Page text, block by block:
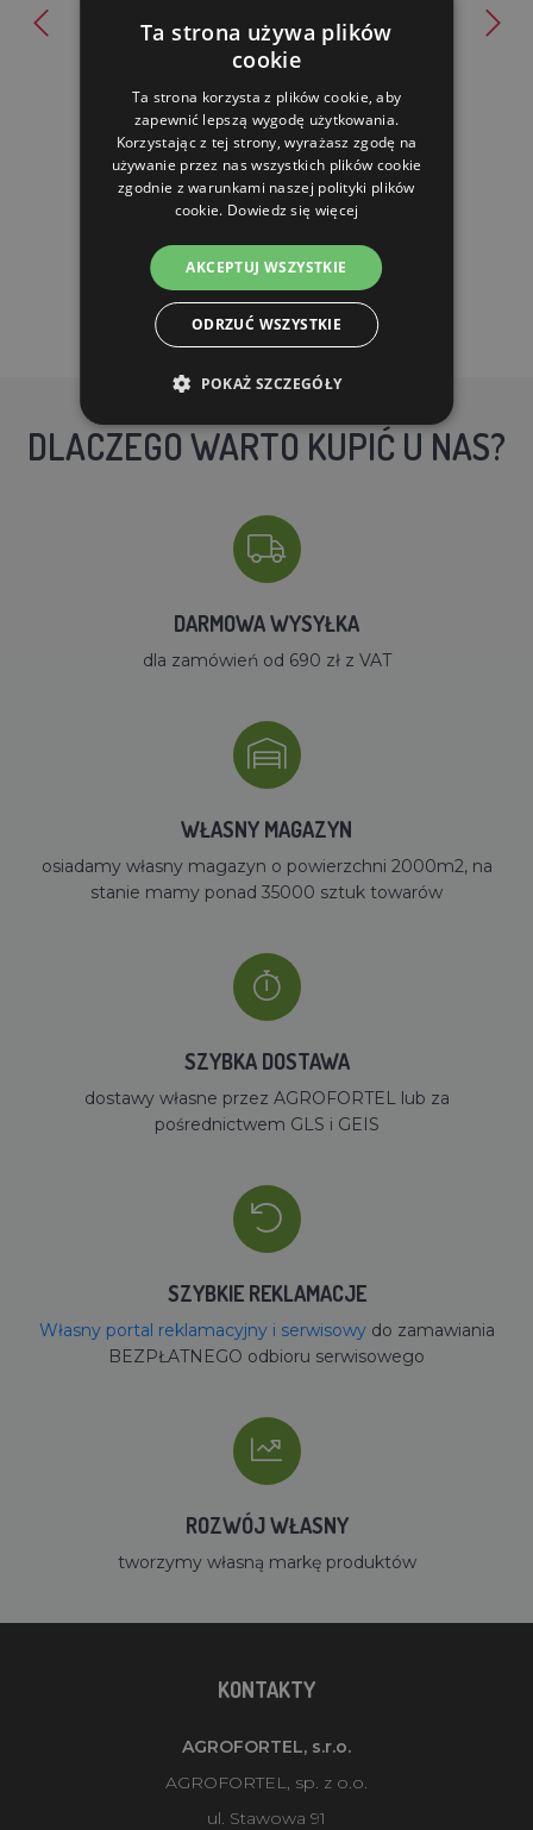
Koncentrat białkowy BK Drób, 5 kg
42.06 zl
W MAGAZYNIE
DLACZEGO WARTO KUPIĆ U NAS?
DARMOWA WYSYŁKA
dla zamówień od 690 zł z VAT
WŁASNY MAGAZYN
osiadamy własny magazyn o powierzchni 2000m2, na
stanie mamy ponad 35000 sztuk towarów
SZYBKA DOSTAWA
dostawy własne przez AGROFORTEL lub za
pośrednictwem GLS i GEIS
SZYBKIE REKLAMACJE
Własny portal reklamacyjny i serwisowydo zamawiania
BEZPŁATNEGO odbioru serwisowego
ROZWÓJ WŁASNY
tworzymy własną markę produktów
KONTAKTY
AGROFORTEL, s.r.o.
AGROFORTEL, sp. z o.o.
ul. Stawowa 91
Ta strona używa plików
cookie
Ta strona korzysta z plików cookie, aby
zapewnić lepszą wygodę użytkowania.
Korzystając z tej strony, wyrażasz zgodę na
używanie przez nas wszystkich plików cookie
zgodnie z warunkami naszej polityki plików
cookie. Dowiedz się więcej
AKCEPTUJ WSZYSTKIE
ODRZUĆ WSZYSTKIE
POKAŻ SZCZEGÓŁY